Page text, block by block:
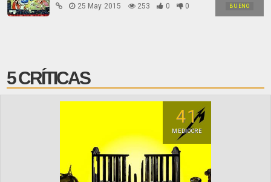
BUENO
25 May 2015 253 0 0
5 CRÍTICAS
41
MEDIOCRE